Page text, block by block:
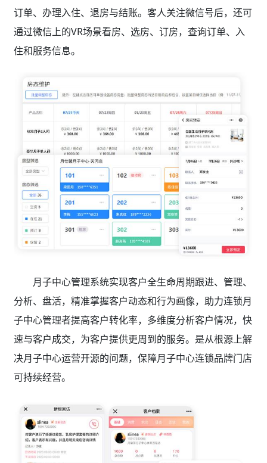
订单、办理入住、退房与结账。客人关注微信号后，还可
通过微信上的VR场景看房、选房、订房，查询订单、入
住和服务信息。
月子中心管理系统实现客户全生命周期跟进、管理、
分析、盘活，精准掌握客户动态和行为画像，助力连锁月
子中心管理者提高客户转化率，多维度分析客户情况，快
速与客户成交，为客户提供更周到的服务。是从根源上解
决月子中心运营开源的问题，保障月子中心连锁品牌门店
可持续经营。